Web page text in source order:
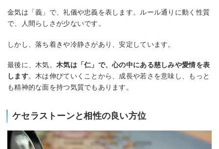
金気は「義」で、礼儀や忠義を表します。ルール通りに動く性質
で、人間らしさが少ないです。
しかし、落ち着きや冷静さがあり、安定しています。
最後に、木気。 木気は「仁」で、心の中にある慈しみや愛情を表
します。木は伸びていくことから、成長や若さを意味し、もっと
も精神的な面を持つ気質でもあります。
ケセラストーンと相性の良い方位